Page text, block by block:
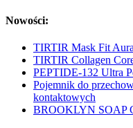
Nowości:
TIRTIR Mask Fit
TIRTIR Collagen
PEPTIDE-132 Ultra
Pojemnik do
kontaktowych
BROOKLYN SOAP